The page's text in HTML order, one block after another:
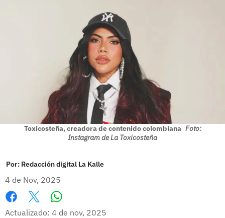
Toxicosteña, creadora de contenido colombiana Foto:
Instagram de La Toxicosteña
Por: Redacción digital La Kalle
4 de Nov, 2025
Facebook
X
Actualizado: 4 de nov, 2025